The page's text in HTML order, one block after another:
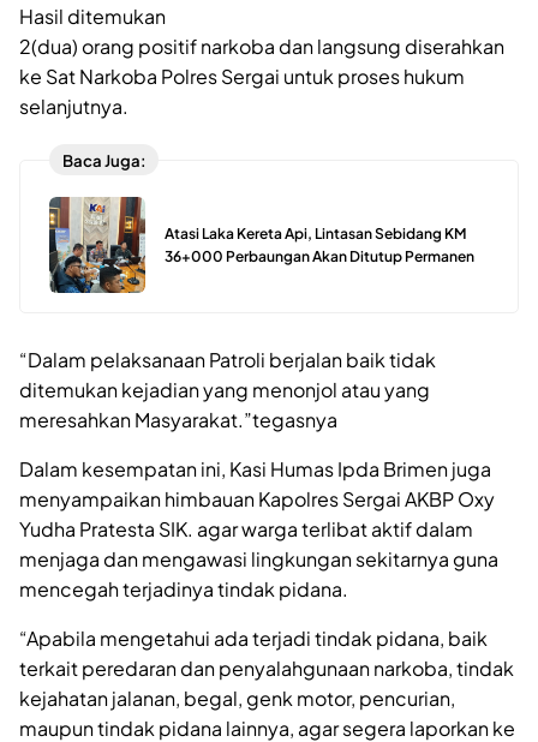
Hasil ditemukan
2(dua) orang positif narkoba dan langsung diserahkan
ke Sat Narkoba Polres Sergai untuk proses hukum
selanjutnya.
Baca Juga:
Atasi Laka Kereta Api, Lintasan Sebidang KM
36+000 Perbaungan Akan Ditutup Permanen
“Dalam pelaksanaan Patroli berjalan baik tidak
ditemukan kejadian yang menonjol atau yang
meresahkan Masyarakat.”tegasnya
Dalam kesempatan ini, Kasi Humas Ipda Brimen juga
menyampaikan himbauan Kapolres Sergai AKBP Oxy
Yudha Pratesta SIK. agar warga terlibat aktif dalam
menjaga dan mengawasi lingkungan sekitarnya guna
mencegah terjadinya tindak pidana.
“Apabila mengetahui ada terjadi tindak pidana, baik
terkait peredaran dan penyalahgunaan narkoba, tindak
kejahatan jalanan, begal, genk motor, pencurian,
maupun tindak pidana lainnya, agar segera laporkan ke